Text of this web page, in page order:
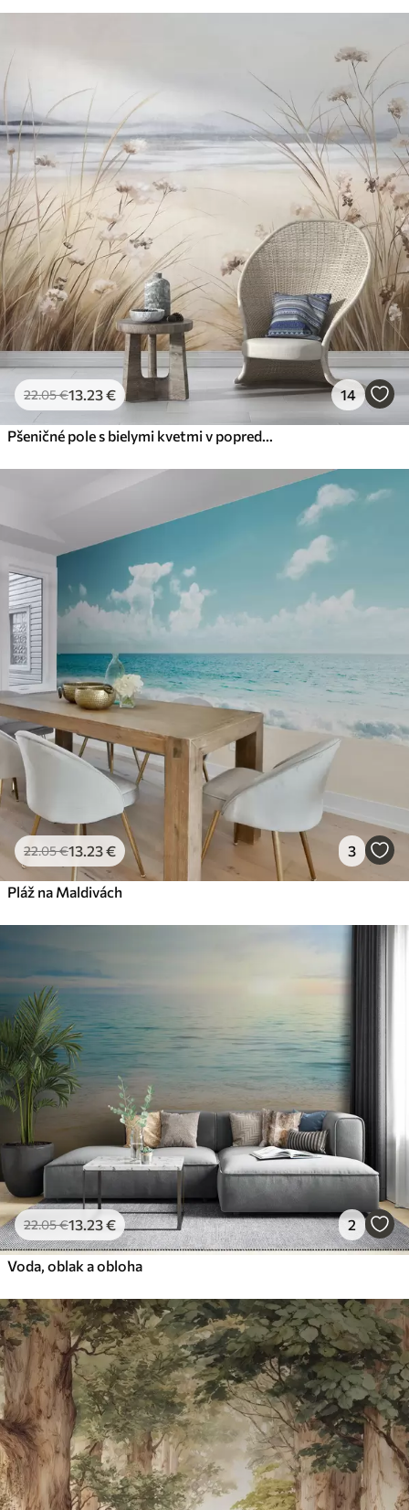
22.05€13 .23€ 14
22.05€13 .23€ 3
Pláž na Maldivách
22.05€13.23€ 2
Voda, oblak a obloha